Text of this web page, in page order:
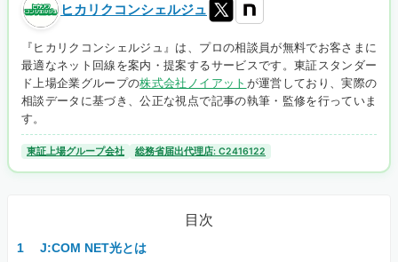
ヒカリクコンシェルジュ
『ヒカリクコンシェルジュ』は、プロの相談員が無料でお客さまに
最適なネット回線を案内・提案するサービスです。東証スタンダー
ド上場企業グループの株式会社ノイアット が運営しており、実際の
相談データに基づき、公正な視点で記事の執筆・監修を行っていま
す。
東証上場グループ会社 総務省届出代理店: C2416122
目次
J:COM NET光とは